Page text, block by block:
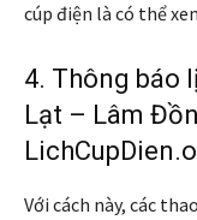
cúp điện là có thể
4. Thông báo
Lạt – Lâm
Với cách này, các